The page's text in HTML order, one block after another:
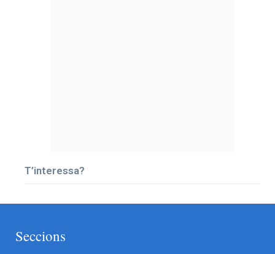
T’interessa?
Seccions